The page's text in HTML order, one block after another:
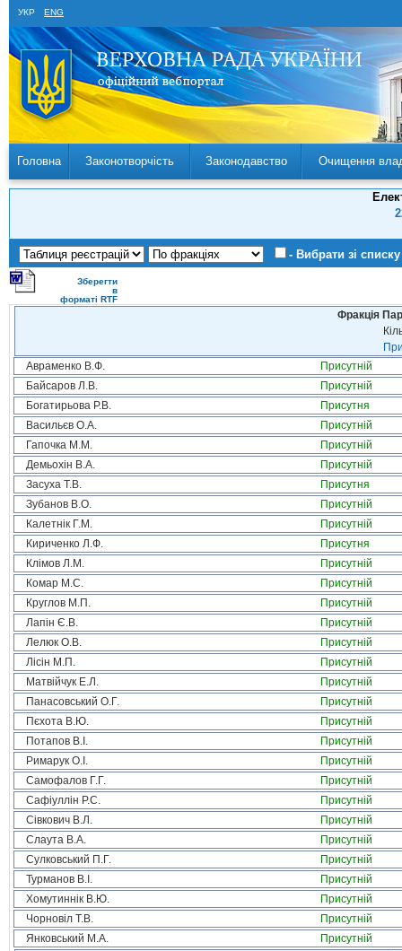
УКР ENG
Головна Законотворчість Законодавство Очищення
- Вибрати зі списку
Зберегти
в
форматі RTF
Фракція
Авраменко В.Ф.
Присутній
Байсаров Л.В.
Присутній
Богатирьова Р.В.
Присутня
Васильєв О.А.
Присутній
Гапочка М.М.
Присутній
Демьохін В.А.
Присутній
Засуха Т.В.
Присутня
Зубанов В.О.
Присутній
Калетнік Г.М.
Присутній
Кириченко Л.Ф.
Присутня
Клімов Л.М.
Присутній
Комар М.С.
Присутній
Круглов М.П.
Присутній
Лапін Є.В.
Присутній
Лелюк О.В.
Присутній
Лісін М.П.
Присутній
Матвійчук Е.Л.
Присутній
Панасовський О.Г.
Присутній
Пєхота В.Ю.
Присутній
Потапов В.І.
Присутній
Римарук О.І.
Присутній
Самофалов Г.Г.
Присутній
Сафіуллін Р.С.
Присутній
Сівкович В.Л.
Присутній
Слаута В.А.
Присутній
Сулковський П.Г.
Присутній
Турманов В.І.
Присутній
Хомутиннік В.Ю.
Присутній
Чорновіл Т.В.
Присутній
Янковський М.А.
Присутній